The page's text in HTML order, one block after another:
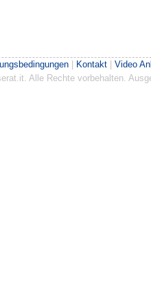
| Kontakt | Video
Alle Rechte vorbehalten.